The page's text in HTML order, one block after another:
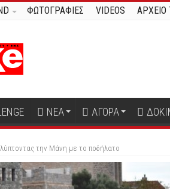
ΦΩΤΟΓΡΑΦΙΕΣ VIDEOS ΑΡΧΕΙΟ
ΝΕΑ ΑΓΟΡΑ
την Μάνη με το ποδήλατο